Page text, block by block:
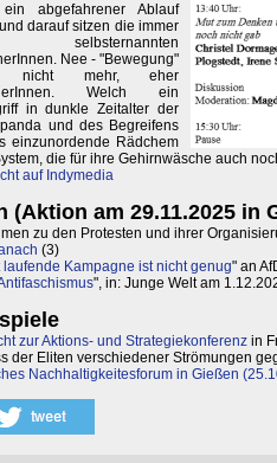
abgefahrener Ablauf
darauf sitzen die immer
Nee - "Bewegung"
mehr, eher
Welch ein
in dunkle Zeitalter der
und des Begreifens
einzunordende Rädchem
die für ihre Gehirnwäsche auch
auf Indymedia
(Aktion am 29.11.2025 in
zu den Protesten und ihrer
(3)
laufende Kampagne ist nicht genug" an
", in: Junge Welt am
zur Aktions- und Strategiekonferenz in
der Eliten verschiedener Strömungen
Nachhaltigkeitesforum in Gießen